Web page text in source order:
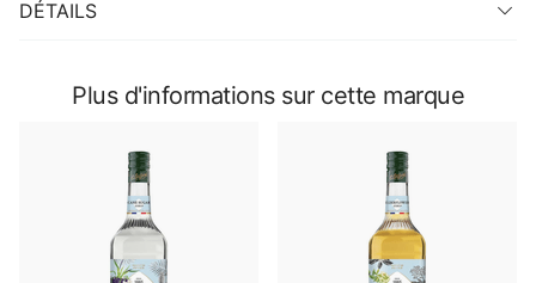
DÉTAILS
Plus d'informations sur cette marque